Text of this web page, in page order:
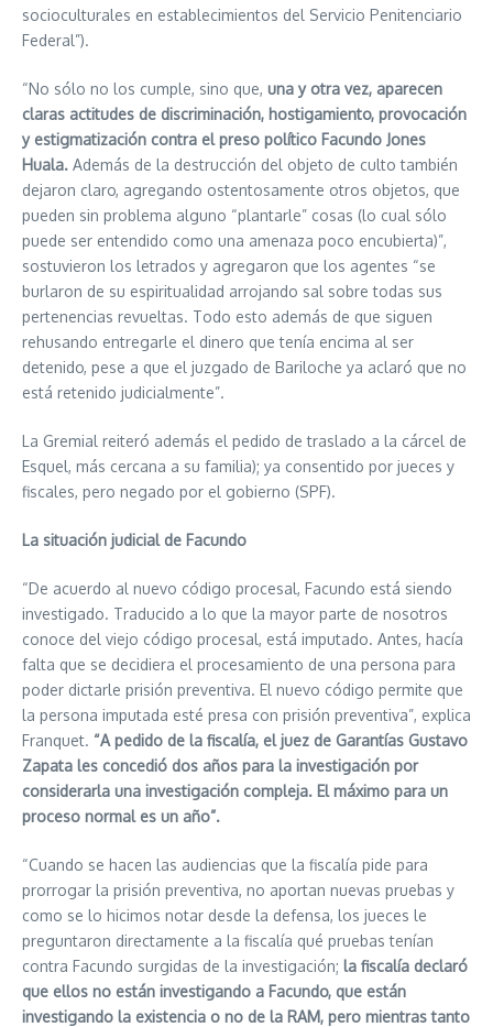
socioculturales en establecimientos del Servicio Penitenciario
Federal”).
“No sólo no los cumple, sino que, una y otra vez, aparecen
claras actitudes de discriminación, hostigamiento, provocación
y estigmatización contra el preso político Facundo Jones
Huala. Además de la destrucción del objeto de culto también
dejaron claro, agregando ostentosamente otros objetos, que
pueden sin problema alguno “plantarle” cosas (lo cual sólo
puede ser entendido como una amenaza poco encubierta)”,
sostuvieron los letrados y agregaron que los agentes “se
burlaron de su espiritualidad arrojando sal sobre todas sus
pertenencias revueltas. Todo esto además de que siguen
rehusando entregarle el dinero que tenía encima al ser
detenido, pese a que el juzgado de Bariloche ya aclaró que no
está retenido judicialmente”.
La Gremial reiteró además el pedido de traslado a la cárcel de
Esquel, más cercana a su familia); ya consentido por jueces y
fiscales, pero negado por el gobierno (SPF).
La situación judicial de Facundo
“De acuerdo al nuevo código procesal, Facundo está siendo
investigado. Traducido a lo que la mayor parte de nosotros
conoce del viejo código procesal, está imputado. Antes, hacía
falta que se decidiera el procesamiento de una persona para
poder dictarle prisión preventiva. El nuevo código permite que
la persona imputada esté presa con prisión preventiva”, explica
Franquet. “A pedido de la fiscalía, el juez de Garantías Gustavo
Zapata les concedió dos años para la investigación por
considerarla una investigación compleja. El máximo para un
proceso normal es un año”.
“Cuando se hacen las audiencias que la fiscalía pide para
prorrogar la prisión preventiva, no aportan nuevas pruebas y
como se lo hicimos notar desde la defensa, los jueces le
preguntaron directamente a la fiscalía qué pruebas tenían
contra Facundo surgidas de la investigación; la fiscalía declaró
que ellos no están investigando a Facundo, que están
investigando la existencia o no de la RAM, pero mientras tanto